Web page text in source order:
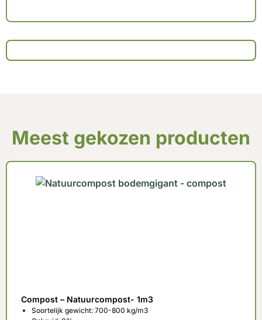
Meest gekozen producten
Compost – Natuurcompost- 1m3
Soortelijk gewicht: 700-800 kg/m3